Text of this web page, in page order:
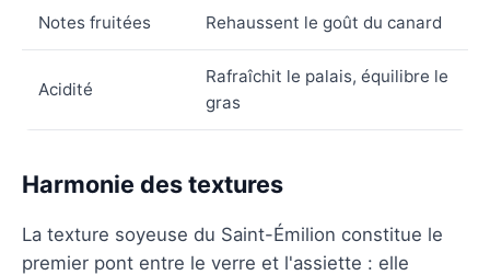
Notes fruitées Rehaussent le goût du canard
Acidité
Rafraîchit le palais, équilibre le
gras
Harmonie des textures
La texture soyeuse du Saint-Émilion constitue le
premier pont entre le verre et l'assiette : elle